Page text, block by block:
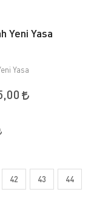
Yeni Yasa
Yasa
42 43 44